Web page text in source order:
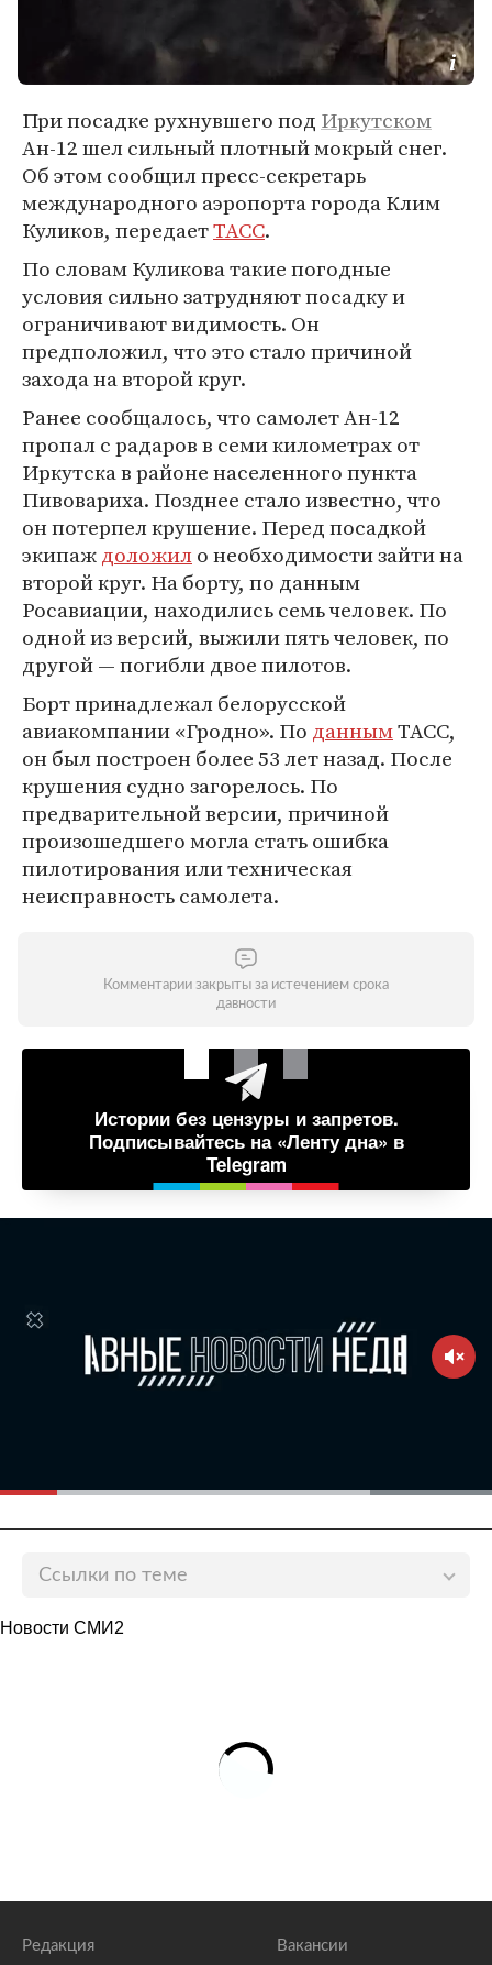
При посадке рухнувшего под Иркутском
Ан-12 шел сильный плотный мокрый снег.
Об этом сообщил пресс-секретарь
международного аэропорта города Клим
Куликов, передаетТАСС.
По словам Куликова такие погодные
условия сильно затрудняют посадку и
ограничивают видимость. Он
предположил, что это стало причиной
захода на второй круг.
Ранее сообщалось, что самолет Ан-12
пропал с радаров в семи километрах от
Иркутска в районе населенного пункта
Пивовариха. Позднее стало известно, что
он потерпел крушение. Перед посадкой
экипаждоложило необходимости зайти на
второй круг. На борту, по данным
Росавиации, находились семь человек. По
одной из версий, выжили пять человек, по
другой — погибли двое пилотов.
Борт принадлежал белорусской
авиакомпании «Гродно». По даннымТАСС,
он был построен более 53 лет назад. После
крушения судно загорелось. По
предварительной версии, причиной
произошедшего могла стать ошибка
пилотирования или техническая
неисправность самолета.
Комментарии закрыты за истечением срока
давности
Истории без цензуры и запретов.
Подписывайтесь на «Ленту дна» в
Telegram
Ссылки по теме
области самолете Ан-12
Появились подробности о действиях экипажа
Новости СМИ2
Редакция Вакансии